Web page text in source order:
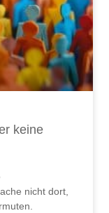
keine
nicht dort,